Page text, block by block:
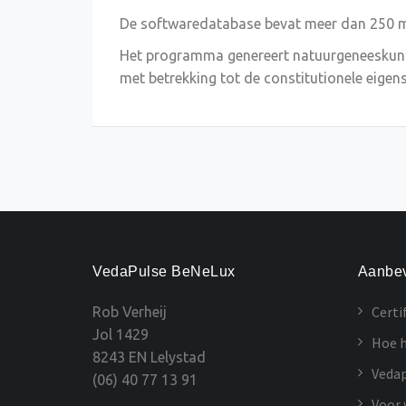
De softwaredatabase bevat meer dan 250
Het programma genereert
met betrekking tot de constitutionele
VedaPulse BeNeLux
Rob Verheij
Jol 1429
8243 EN Lelystad
(06) 40 77 13 91
Hoe